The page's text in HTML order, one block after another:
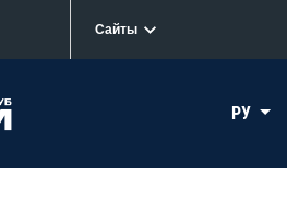
Сайты
РУ